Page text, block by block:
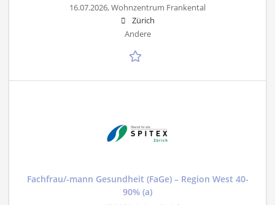
16.07.2026,Wohnzentrum Frankental
Zürich
Andere
Fachfrau/-mann Gesundheit (FaGe) – Region West 40-
90% (a)